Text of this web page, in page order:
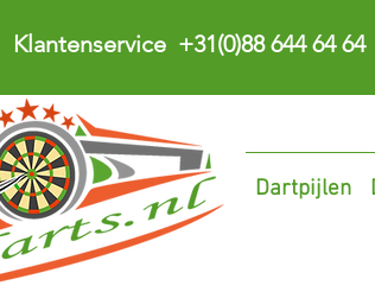
Klantenservice +31(0)88 644 64 64
Dartpijlen